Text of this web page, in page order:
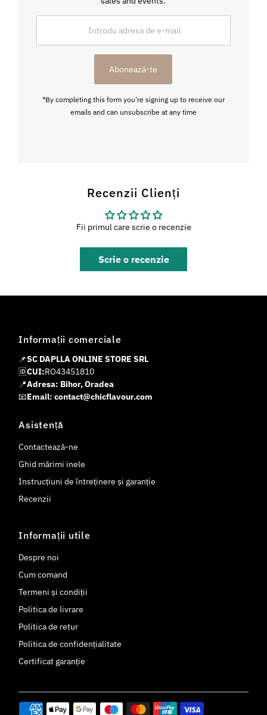
de
Abonează-te
*By completing this form you're signing up to receive our
emails and can unsubscribe at any time
Recenzii Clienți
Fii primul care scrie o recenzie
Scrie o recenzie
Informații comerciale
📌SC DAPLLA ONLINE STORE SRL
🆔CUI:RO43451810
📍Adresa: Bihor, Oradea
📧Email: contact@chicflavour.com
Asistență
Contactează-ne
Ghid mărimi inele
Instrucțiuni de întreținere și garanție
Recenzii
Informații utile
Despre noi
Cum comand
Termeni și condiții
Politica de livrare
Politica de retur
Politica de confidențialitate
Certificat garanție